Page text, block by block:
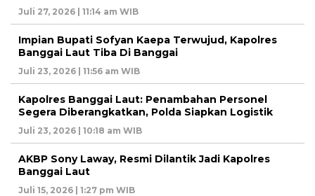
Juli 27, 2026 | 11:14 am WIB
Impian Bupati Sofyan Kaepa Terwujud, Kapolres
Banggai Laut Tiba Di Banggai
Juli 23, 2026 | 11:56 am WIB
Kapolres Banggai Laut: Penambahan Personel
Segera Diberangkatkan, Polda Siapkan Logistik
Juli 23, 2026 | 10:18 am WIB
AKBP Sony Laway, Resmi Dilantik Jadi Kapolres
Banggai Laut
Juli 15, 2026 | 1:27 pm WIB